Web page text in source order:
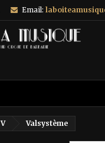
Email:
V Valsystème